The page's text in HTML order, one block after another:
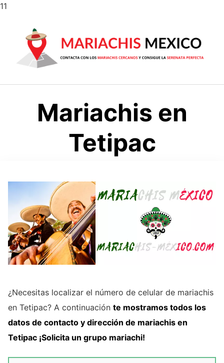
11
contenido
Mariachis en
Tetipac
¿Necesitas localizar el número de celular de mariachis
en Tetipac? A continuación te mostramos todos los
datos de contacto y dirección de mariachis en
Tetipac ¡Solicita un grupo mariachi!